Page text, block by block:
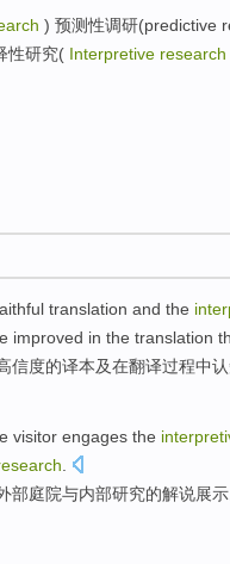
) 预测性调研(predictive
性研究( Interpretive research
translation and the
improved in the translation
信度的译本及在翻译过程中
visitor engages the
部庭院与内部研究的解说展示